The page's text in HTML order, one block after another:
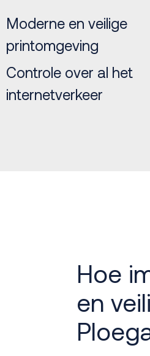
Moderne en veilige
printomgeving
Controle over al het
internetverkeer
Hoe
en